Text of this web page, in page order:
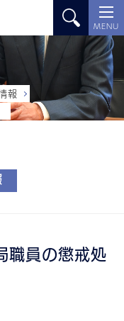
MENU
報
職員の懲戒処